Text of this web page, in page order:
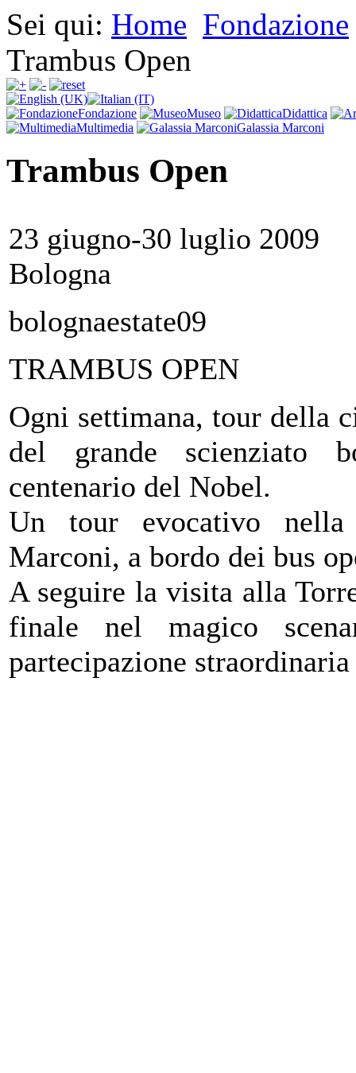
Sei qui: Home Fondazione
Trambus Open
Fondazione Museo
Didattica
Multimedia
Galassia Marconi
Trambus Open
23 giugno-30 luglio 2009
Bologna
bolognaestate09
TRAMBUS OPEN
Ogni settimana, tour della
del grande scienziato
centenario del Nobel.
Un tour evocativo
Marconi, a bordo dei bus
A seguire la visita alla
finale nel magico
partecipazione